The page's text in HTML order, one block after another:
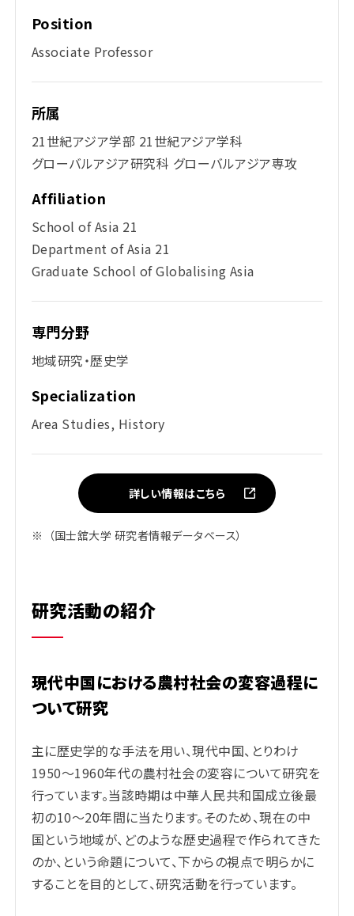
Position
Associate Professor
所属
21世紀アジア学部 21世紀アジア学科
グローバルアジア研究科 グローバルアジア専攻
Affiliation
School of Asia 21
Department of Asia 21
Graduate School of Globalising Asia
専門分野
地域研究・歴史学
Specialization
Area Studies, History
詳しい情報はこちら
※ （国士舘大学 研究者情報データベース）
研究活動の紹介
現代中国における農村社会の変容過程に
ついて研究
主に歴史学的な手法を用い、現代中国、とりわけ
1950～1960年代の農村社会の変容について研究を
行っています。当該時期は中華人民共和国成立後最
初の10～20年間に当たります。 そのため、現在の中
国という地域が、どのような歴史過程で作られてきた
のか、という命題について、下からの視点で明らかに
することを目的として、研究活動を行っています。